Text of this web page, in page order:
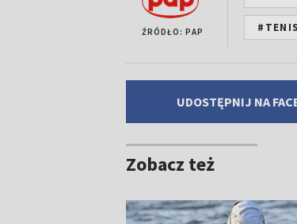
ŹRÓDŁO: PAP
UDOSTĘPNIJ NA
Zobacz też